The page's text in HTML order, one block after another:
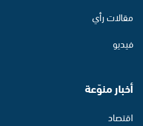
مقالات رأي
فيديو
أخبار منوّعة
اقتصاد